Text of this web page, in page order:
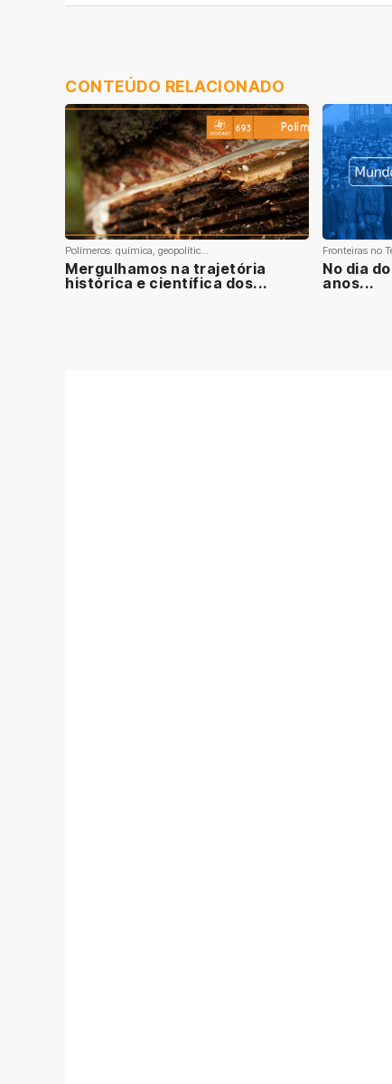
CONTEÚDO RELACIONADO
Polímeros: química, geopolític...
Mergulhamos na trajetória
histórica e científica dos...
Fronteiras no
No dia
anos...